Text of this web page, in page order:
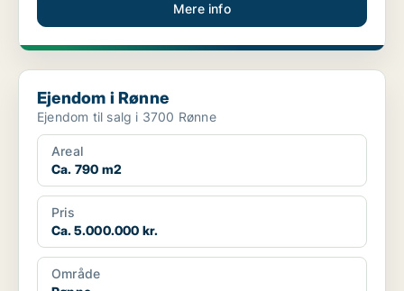
Mere info
Ejendom i Rønne
Ejendom i Rønne
Ejendom til salg i 3700 Rønne
Areal
Ca. 790 m2
Pris
Ca. 5.000.000 kr.
Område